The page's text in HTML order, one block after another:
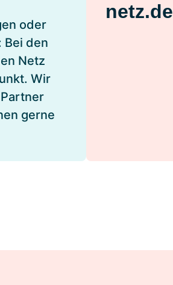
oder
Bei den
Netz
Wir
gerne
netz.de